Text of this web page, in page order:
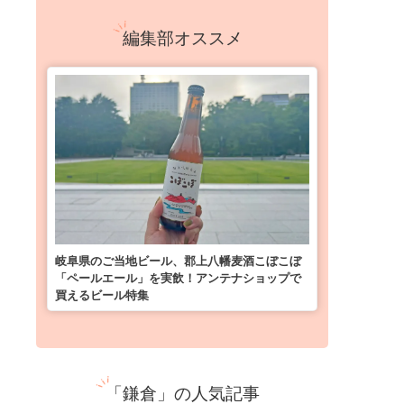
編集部オススメ
岐阜県のご当地ビール、郡上八幡麦酒こぼこぼ
「ペールエール」を実飲！アンテナショップで
買えるビール特集
「鎌倉」の人気記事